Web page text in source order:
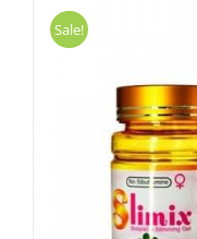
Sale!